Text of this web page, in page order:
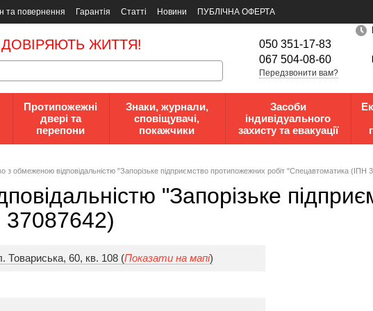
та повернення Гарантія Статті Новини
ПУБЛІЧНА ОФЕРТА
ЖИТТЯ!
050 351-17-83
067 504-08-60
Передзвонити вам?
Протипожежні
двері та
перепони
Знаки, журнали,
сповіщувачі,
покажчики
Засоби
індивідуального
захисту та евакуації
з oбмeжeнoю вiдпoвiдaльнicтю "Запорізьке підприємство протипожежних робіт "Спецавтоматика (ІПН
"Запорізьке
37087642)
Товариська, 60, кв. 108 (Показати на мапі)